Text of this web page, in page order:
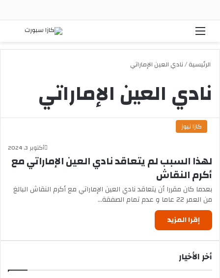
الرئيسية/نادي العين الإماراتي
نادي العين الإماراتي
كازا نيوز
أكتوبر 3, 2024
لهذا السبب لم يتعاقد نادي العين الإماراتي مع
أكرم النقاش
بعدما كان مقررا أن يتعاقد نادي العين الإماراتي مع أكرم النقاش البالغ
من العمر 22 عاما و عدم تمام الصفقة…
إقرا المزيد
أخر الأخيار